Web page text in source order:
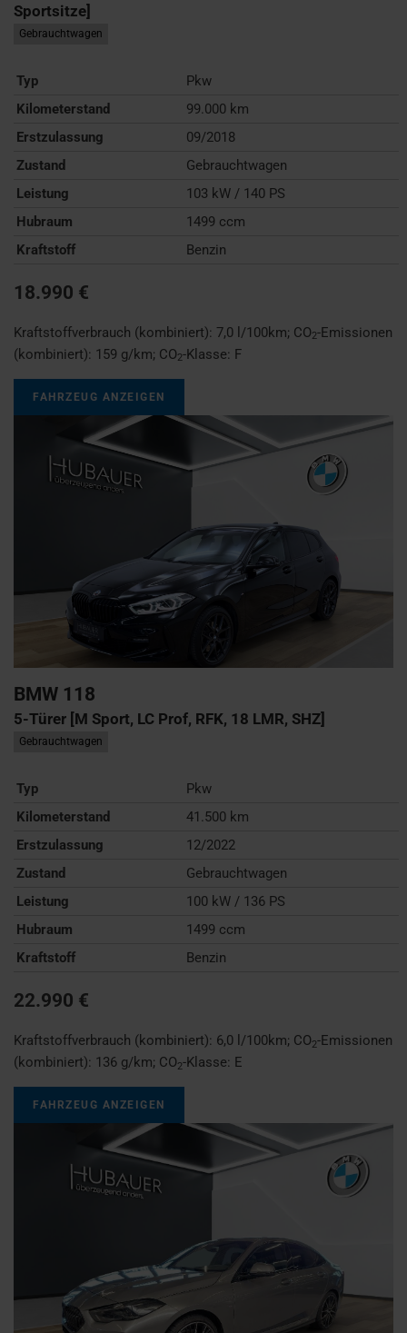
Sportsitze]
Gebrauchtwagen
Typ
Pkw
Kilometerstand
99.000 km
Erstzulassung
09/2018
Zustand
Gebrauchtwagen
Leistung
103 kW / 140 PS
Hubraum
1499 ccm
Kraftstoff
Benzin
18.990 €
Kraftstoffverbrauch (kombiniert): 7,0 l/100km; CO2-Emissionen
(kombiniert): 159 g/km; CO2-Klasse: F
FAHRZEUG ANZEIGEN
BMW 118
5-Türer [M Sport, LC Prof, RFK, 18 LMR, SHZ]
Gebrauchtwagen
Typ
Pkw
Kilometerstand
41.500 km
Erstzulassung
12/2022
Zustand
Gebrauchtwagen
Leistung
100 kW / 136 PS
Hubraum
1499 ccm
Kraftstoff
Benzin
22.990 €
Kraftstoffverbrauch (kombiniert): 6,0 l/100km; CO2-Emissionen
(kombiniert): 136 g/km; CO2-Klasse: E
FAHRZEUG ANZEIGEN